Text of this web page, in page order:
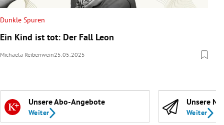
Dunkle Spuren
Ein Kind ist tot: Der Fall Leon
Michaela Reibenwein25.05.2025
Unsere Abo-Angebote
Weiter
Unsere
Weiter